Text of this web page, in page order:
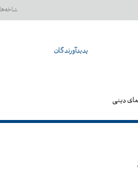
پدیدآورندگان
دینی